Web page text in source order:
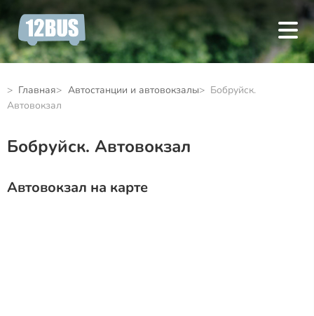
Главная Автостанции и автовокзалы
Бобруйск.
Автовокзал
Бобруйск. Автовокзал
Автовокзал на карте